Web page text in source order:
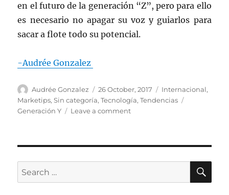
en el futuro de la generación “Z”, pero para ello
es necesario no apagar su voz y guiarlos para
sacar a flote todo su potencial.
-Audrée Gonzalez
Author
Audrée Gonzalez
Posted
on
26 October, 2017 Categories
Internacional,
Marketips,Sin categoría,Tecnología,Tendencias
Generación Y
Leave a commenton
Generación
Search
for: